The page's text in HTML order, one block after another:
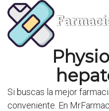
Si buscas la mejor
conveniente. En